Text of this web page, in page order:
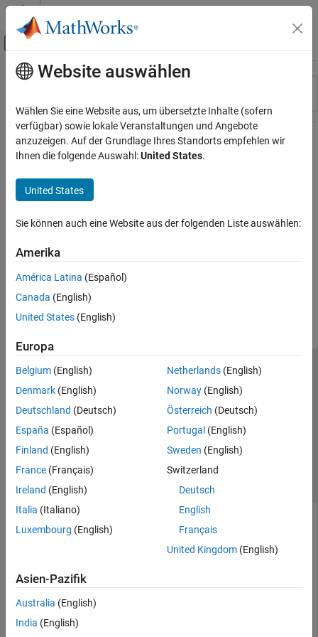
Weiter zum Inhalt
Umschaltung für Off-Canvas-
Ressource
Hauptinhalt
Website auswählen
Wählen Sie eine Website aus, um übersetzte Inhalte (sofern
verfügbar) sowie lokale Veranstaltungen und Angebote
anzuzeigen. Auf der Grundlage Ihres Standorts empfehlen wir
Ihnen die folgende Auswahl:United States.
United States
Sie können auch eine Website aus der folgenden Liste auswählen:
Amerika
América Latina (Español)
Canada (English)
United States (English)
Europa
Belgium (English)
Denmark (English)
Deutschland (Deutsch)
España (Español)
Finland (English)
France (Français)
Ireland (English)
Italia (Italiano)
Luxembourg (English)
Netherlands(English)
Norway(English)
Österreich (Deutsch)
Portugal (English)
Sweden (English)
Switzerland
Deutsch
English
Français
United Kingdom(English)
Asien-Pazifik
Australia (English)
India (English)
Trust Center
Datenschutz-Richtlinien
Datendiebstahl verhindern
Status von Anwendungen
© 1994-2026 The MathWorks, Inc.
Website auswählen
Deutschland